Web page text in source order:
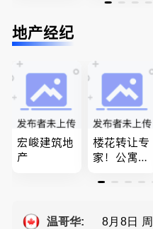
法， 建
筑， 人身
纠纷，审判
件。婚姻
地产经纪
宏峻建筑地
产
楼花转让专
家！公寓销
迎委托，多
案！
温哥华:
8月8日